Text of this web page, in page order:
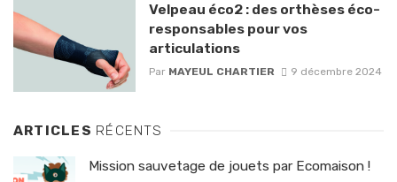
Velpeau éco2 : des orthèses éco-
responsables pour vos
articulations
Par MAYEUL CHARTIER 9 décembre 2024
ARTICLES RÉCENTS
Mission sauvetage de jouets par Ecomaison !